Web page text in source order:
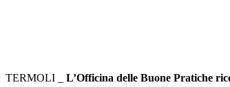
TERMOLI _L’Officina delle Buone Pratiche